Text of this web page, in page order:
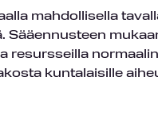
mahdollisella
resursseilla normaalin
kuntalaisille